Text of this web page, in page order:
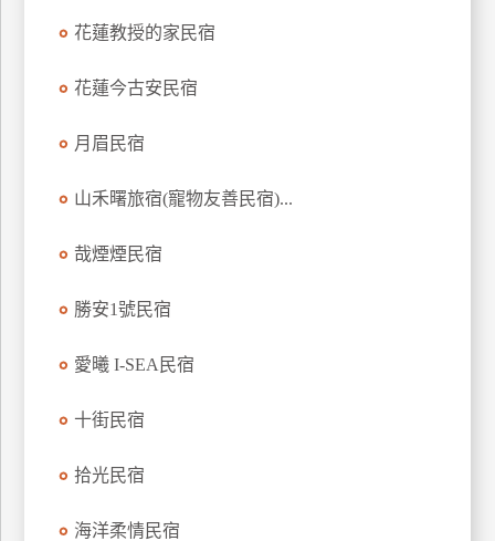
花蓮教授的家民宿
花蓮今古安民宿
月眉民宿
山禾曙旅宿(寵物友善民宿)...
哉煙煙民宿
勝安1號民宿
愛曦 I-SEA民宿
十街民宿
拾光民宿
海洋柔情民宿